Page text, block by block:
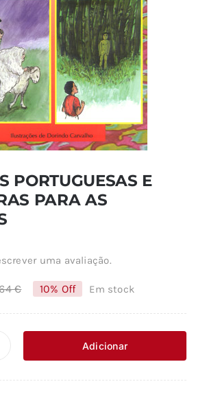
PORTUGUESAS E
PARA AS
uma avaliação.
€O
original
era:
O
é:
10% Off Em stock
Adicionar